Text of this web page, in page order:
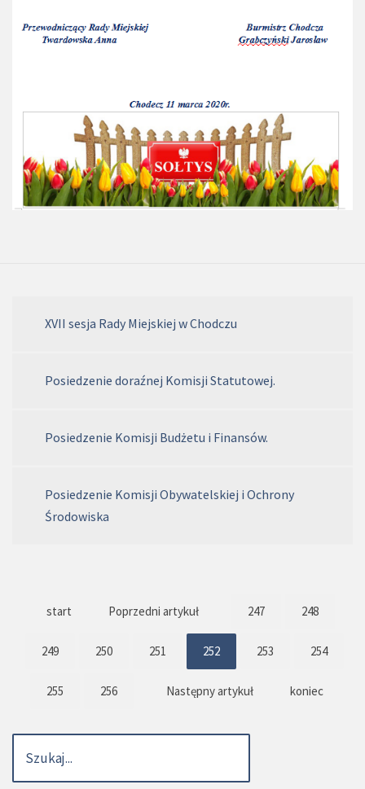
XVII sesja Rady Miejskiej w Chodczu
Posiedzenie doraźnej Komisji Statutowej.
Posiedzenie Komisji Budżetu i Finansów.
Posiedzenie Komisji Obywatelskiej i Ochrony
Środowiska
start Poprzedni artykuł 247 248
249 250 251 252 253 254
255 256 Następny artykuł koniec